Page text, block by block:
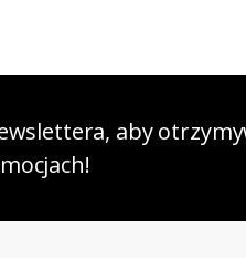
aby